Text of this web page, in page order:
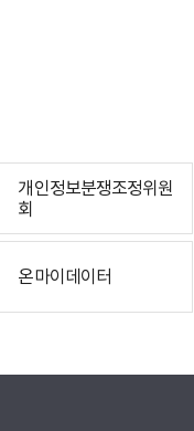
개인정보분쟁조정위원
회
온마이데이터